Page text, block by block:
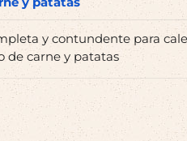
y contundente para
de carne y patatas